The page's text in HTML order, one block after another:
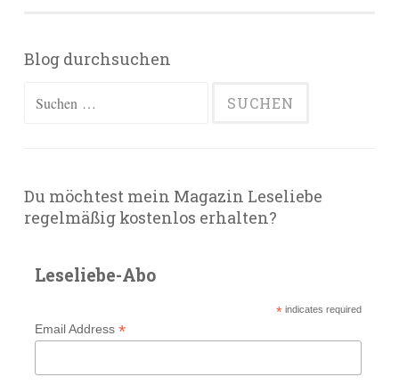
Blog durchsuchen
Suchen
Du möchtest mein Magazin Leseliebe
regelmäßig kostenlos erhalten?
Leseliebe-Abo
*indicates required
Email Address *